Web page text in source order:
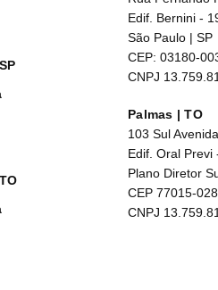
Edif. Bernini -
São Paulo | SP
CEP: 03180-
CNPJ
Palmas | TO
103 Sul
Edif. Oral Previ
Plano Diretor
CEP 77015-028
CNPJ